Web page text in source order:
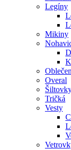
Legíny
Mikiny
Overal
Tričká
Vesty